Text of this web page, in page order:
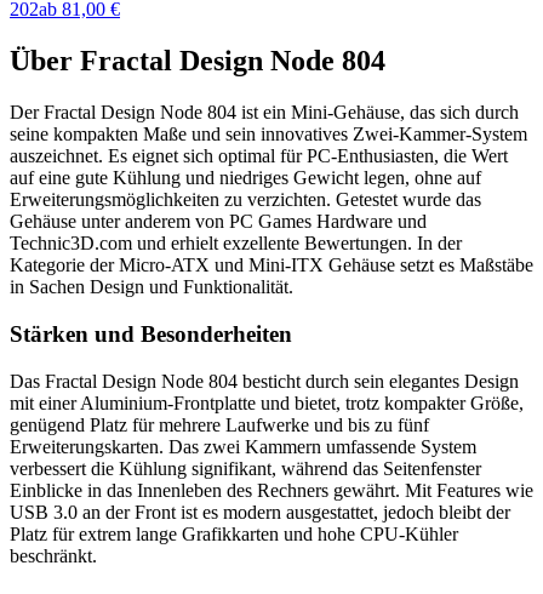
202ab 81,00 €
Über Fractal Design Node 804
Der Fractal Design Node 804 ist ein Mini-Gehäuse, das sich durch
seine kompakten Maße und sein innovatives Zwei-Kammer-System
auszeichnet. Es eignet sich optimal für PC-Enthusiasten, die Wert
auf eine gute Kühlung und niedriges Gewicht legen, ohne auf
Erweiterungsmöglichkeiten zu verzichten. Getestet wurde das
Gehäuse unter anderem von PC Games Hardware und
Technic3D.com und erhielt exzellente Bewertungen. In der
Kategorie der Micro-ATX und Mini-ITX Gehäuse setzt es Maßstäbe
in Sachen Design und Funktionalität.
Stärken und Besonderheiten
Das Fractal Design Node 804 besticht durch sein elegantes Design
mit einer Aluminium-Frontplatte und bietet, trotz kompakter Größe,
genügend Platz für mehrere Laufwerke und bis zu fünf
Erweiterungskarten. Das zwei Kammern umfassende System
verbessert die Kühlung signifikant, während das Seitenfenster
Einblicke in das Innenleben des Rechners gewährt. Mit Features wie
USB 3.0 an der Front ist es modern ausgestattet, jedoch bleibt der
Platz für extrem lange Grafikkarten und hohe CPU-Kühler
beschränkt.